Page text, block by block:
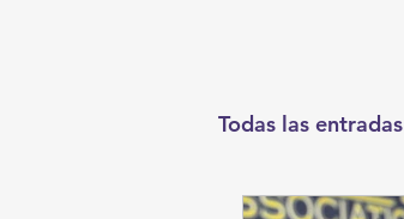
Todas las entradas